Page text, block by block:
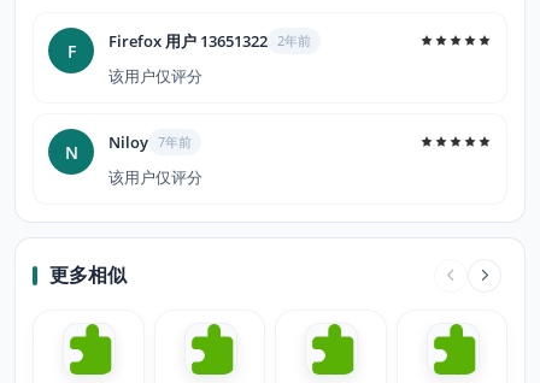
F Firefox 用户 13651322 2年前
该用户仅评分
N Niloy 7年前
该用户仅评分
更多相似